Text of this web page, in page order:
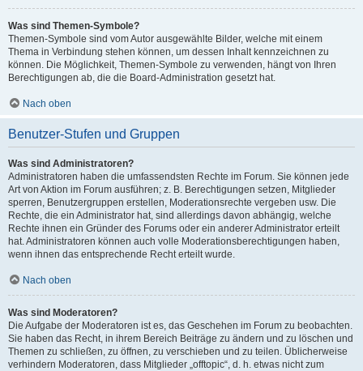
Was sind Themen-Symbole?
Themen-Symbole sind vom Autor ausgewählte Bilder, welche mit einem
Thema in Verbindung stehen können, um dessen Inhalt kennzeichnen zu
können. Die Möglichkeit, Themen-Symbole zu verwenden, hängt von Ihren
Berechtigungen ab, die die Board-Administration gesetzt hat.
Nach oben
Benutzer-Stufen und Gruppen
Was sind Administratoren?
Administratoren haben die umfassendsten Rechte im Forum. Sie können jede
Art von Aktion im Forum ausführen; z. B. Berechtigungen setzen, Mitglieder
sperren, Benutzergruppen erstellen, Moderationsrechte vergeben usw. Die
Rechte, die ein Administrator hat, sind allerdings davon abhängig, welche
Rechte ihnen ein Gründer des Forums oder ein anderer Administrator erteilt
hat. Administratoren können auch volle Moderationsberechtigungen haben,
wenn ihnen das entsprechende Recht erteilt wurde.
Nach oben
Was sind Moderatoren?
Die Aufgabe der Moderatoren ist es, das Geschehen im Forum zu beobachten.
Sie haben das Recht, in ihrem Bereich Beiträge zu ändern und zu löschen und
Themen zu schließen, zu öffnen, zu verschieben und zu teilen. Üblicherweise
verhindern Moderatoren, dass Mitglieder „offtopic“, d. h. etwas nicht zum